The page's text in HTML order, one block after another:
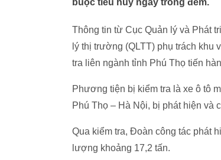
buộc tiêu hủy ngay trong đêm.
Thông tin từ Cục Quản lý và Phát
lý thị trường (QLTT) phụ trách
tra liên ngành tỉnh Phú Thọ tiến
Phương tiện bị kiểm tra là xe ô tô
Phú Thọ – Hà Nội, bị phát hiện và
Qua kiểm tra, Đoàn công tác phát
lượng khoảng 17,2 tấn.